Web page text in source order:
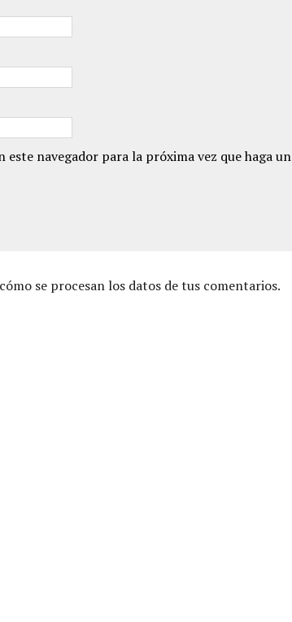
navegador para la próxima vez que haga un
se procesan los datos de tus comentarios.